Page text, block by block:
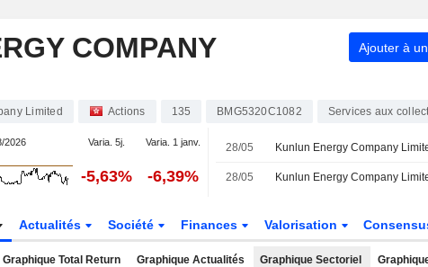
COMPANY
Ajouter à
Limited Actions 135 BMG5320C1082 Services aux
2026 Varia. 5j. Varia. 1 janv.
-5,63% -6,39%
28/05
28/05
Actualités Société Finances Valorisation
Graphique Total Return Graphique Actualités Graphique Sectoriel